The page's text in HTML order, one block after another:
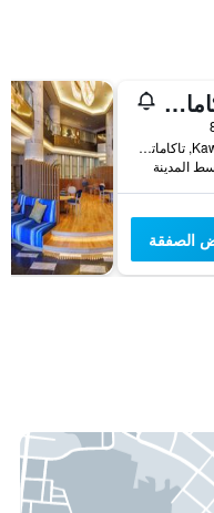
وي بايز تاكاماتسو - دار ضيافة
Kawaramachi 1-2-3, تاكاماتسو, اليابان
الصفقة